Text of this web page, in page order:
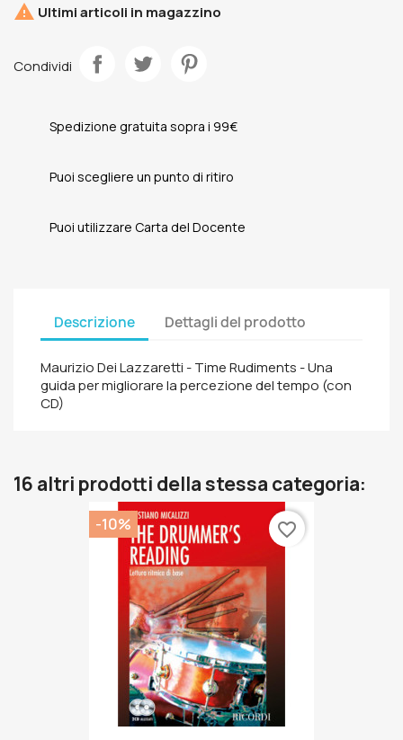
 Ultimi articoli in magazzino
Condividi
Spedizione gratuita sopra i 99€
Puoi scegliere un punto di ritiro
Puoi utilizzare Carta del Docente
Descrizione Dettagli del prodotto
Maurizio Dei Lazzaretti - Time Rudiments - Una
guida per migliorare la percezione del tempo (con
CD)
16 altri prodotti della stessa categoria:
-10% favorite_border